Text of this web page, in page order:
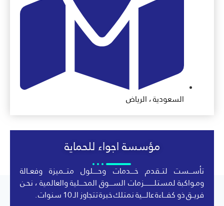
السعودية ، الرياض
مؤسسة اجواء للحماية
تأســـست لتــقدم خــــدمات وحـــــلول متـــميزة وفعــالة
ومـواكبة لمستلــــــــــزمات الســــوق المحــــلية والعالمية ، نحـن
فريــق ذو كفـــاءة عالــــية نمتلك خبرة تتجاوز الـ 10 سنوات .